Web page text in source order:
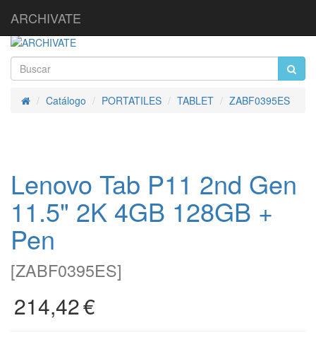
ARCHIVATE
InicioCatálogo PORTATILES TABLET ZABF0395ES
Lenovo Tab P11 2nd Gen
11.5" 2K 4GB 128GB +
Pen
[ZABF0395ES]
214,42€